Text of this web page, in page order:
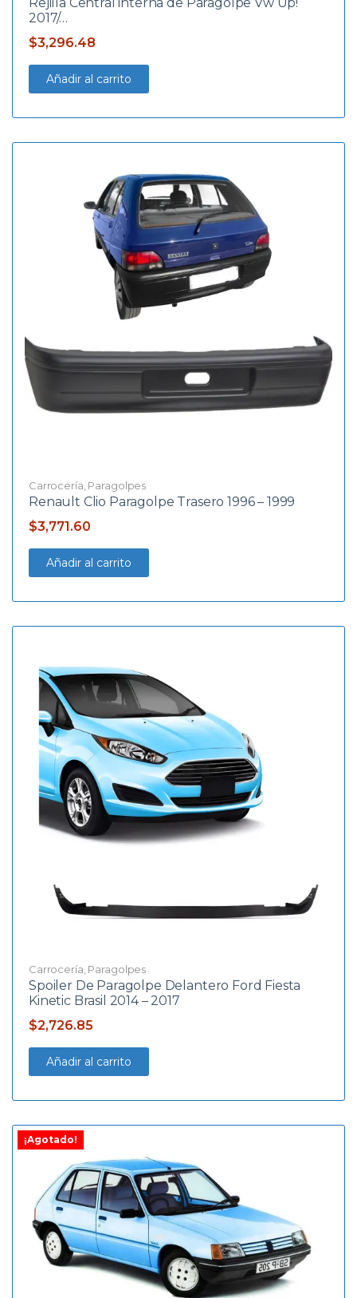
2017/…
$3,296.48
Añadir al carrito
Carrocería Paragolpes
Renault Clio Paragolpe Trasero 1996 – 1999
$3,771.60
Añadir al carrito
Carrocería Paragolpes
Spoiler De Paragolpe Delantero Ford Fiesta
Kinetic Brasil 2014 – 2017
$2,726.85
Añadir al carrito
¡Agotado!